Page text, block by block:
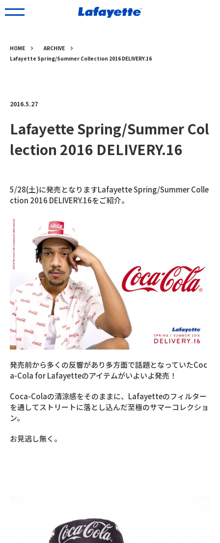
HOME
ARCHIVE
Lafayette Spring/Summer Collection 2016 DELIVERY.16
2016.5.27
Lafayette Spring/Summer Col
lection 2016 DELIVERY.16
5/28(土)に発売となりますLafayette Spring/Summer Colle
ction 2016 DELIVERY.16をご紹介。
発売前から多くの反響があり多方面で話題となっていたCoc
a-Cola for Lafayetteのアイテムがいよいよ発売！
Coca-Colaの清涼感をそのままに、Lafayetteのフィルター
を通してストリートに落とし込んだ至極のサマーコレクショ
ン。
お見逃し無く。